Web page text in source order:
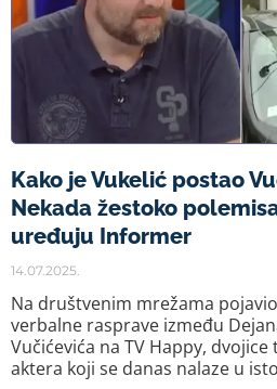
Kako je Vukelić postao
Nekada žestoko
uređuju Informer
14.07.2025.
Na društvenim mrežama
verbalne rasprave između
Vučićevića na TV Happy,
aktera koji se danas nalaze u